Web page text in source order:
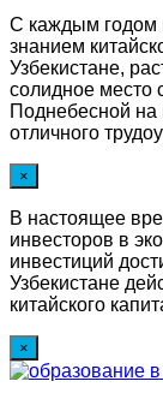
С каждым годом
знанием
Узбекистане,
солидное место
Поднебесной
отличного
×
В настоящее
инвесторов в
инвестиций
Узбекистане
китайского
×